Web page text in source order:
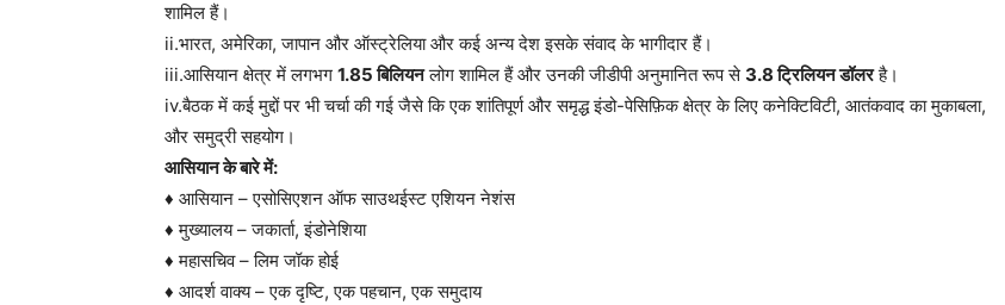
शामिल हैं।
ii.भारत, अमेरिका, जापान और ऑस्ट्रेलिया और कई अन्य देश इसके संवाद के भागीदार हैं।
iii.आसियान क्षेत्र में लगभग 1.85 बिलियनलोग शामिल हैं और उनकी जीडीपी अनुमानित रूप से 3.8 ट्रिलियन डॉलरहै।
iv.बैठक में कई मुद्दों पर भी चर्चा की गई जैसे कि एक शांतिपूर्ण और समृद्ध इंडो-पेसिफ़िक क्षेत्र के लिए कनेक्टिविटी, आतंकवाद का मुकाबला,
और समुद्री सहयोग।
आसियान के बारे में:
♦ आसियान – एसोसिएशन ऑफ साउथईस्ट एशियन नेशंस
♦ मुख्यालय – जकार्ता, इंडोनेशिया
♦ महासचिव – लिम जॉक होई
♦ आदर्श वाक्य – एक दृष्टि, एक पहचान, एक समुदाय